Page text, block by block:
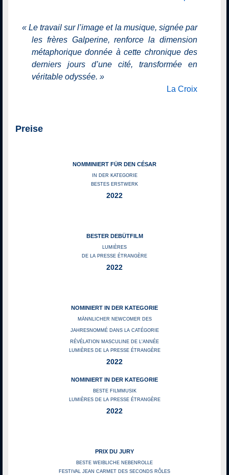
« Le travail sur l’image et la musique, signée par
les frères Galperine, renforce la dimension
métaphorique donnée à cette chronique des
derniers jours d’une cité, transformée en
véritable odyssée. »
La Croix
Preise
NOMMINIERT FÜR DEN CÉSAR
IN DER KATEGORIE
BESTES ERSTWERK
2022
BESTER DEBÜTFILM
LUMIÈRES
DE LA PRESSE ÉTRANGÈRE
2022
NOMINIERT IN DER KATEGORIE
MÄNNLICHER NEWCOMER DES
JAHRESNOMMÉ DANS LA CATÉGORIE
RÉVÉLATION MASCULINE DE L'ANNÉE
LUMIÈRES DE LA PRESSE ÉTRANGÈRE
2022
NOMINIERT IN DER KATEGORIE
BESTE FILMMUSIK
LUMIÈRES DE LA PRESSE ÉTRANGÈRE
2022
PRIX DU JURY
BESTE WEIBLICHE NEBENROLLE
FESTIVAL JEAN CARMET DES SECONDS RÔLES